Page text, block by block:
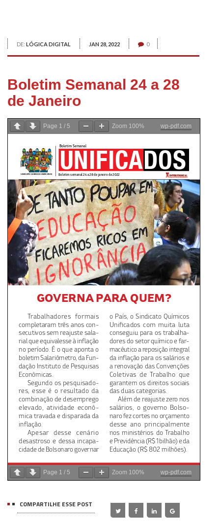
DE: LÓGICA DIGITAL JAN 28, 2022 0
Boletim Semanal 24 a 28
de Janeiro
Page 1 / 5 Zoom 100% wp-pdf.com
Page 1 / 5 Zoom 100% wp-pdf.com
COMPARTILHE ESSE POST